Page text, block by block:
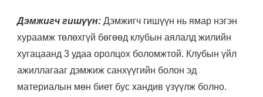
Дэмжигч гишүүн: Дэмжигч гишүүн нь ямар нэгэн
хураамж төлөхгүй бөгөөд клубын аялалд жилийн
хугацаанд 3 удаа оролцох боломжтой. Клубын үйл
ажиллагааг дэмжиж санхүүгийн болон эд
материалын мөн биет бус хандив үзүүлж болно.